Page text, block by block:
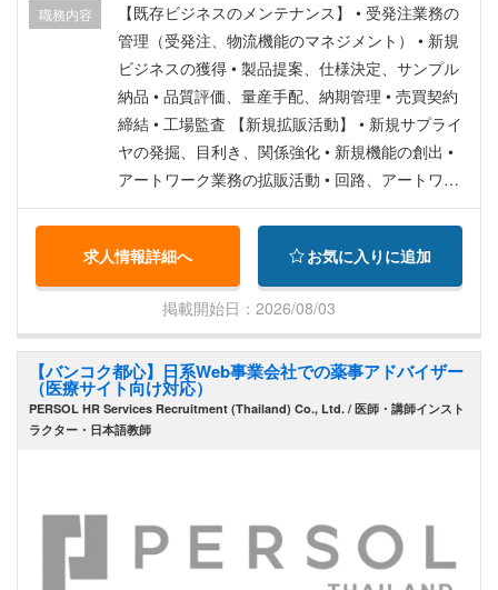
職務内容
【既存ビジネスのメンテナンス】 • 受発注業務の
管理（受発注、物流機能のマネジメント） • 新規
ビジネスの獲得 • 製品提案、仕様決定、サンプル
納品 • 品質評価、量産手配、納期管理 • 売買契約
締結 • 工場監査 【新規拡販活動】 • 新規サプライ
ヤの発掘、目利き、関係強化 • 新規機能の創出 •
アートワーク業務の拡販活動 • 回路、アートワー
ク設計機能の促進 【育成】 • 現地スタッフの育成
求人情報詳細へ お気に入りに追加
掲載開始日：2026/08/03
【バンコク都心】日系Web事業会社での薬事アドバイザー
（医療サイト向け対応）
PERSOL HR Services Recruitment (Thailand) Co., Ltd. / 医師・講師インスト
ラクター・日本語教師